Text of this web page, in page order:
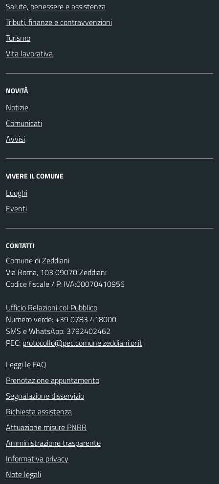
Salute, benessere e assistenza
Tributi, finanze e contravvenzioni
Turismo
Vita lavorativa
NOVITÀ
Notizie
Comunicati
Avvisi
VIVERE IL COMUNE
Luoghi
Eventi
CONTATTI
Comune di Zeddiani
Via Roma, 103 09070 Zeddiani
Codice fiscale / P. IVA:00070410956
Ufficio Relazioni col Pubblico
Numero verde: +39 0783 418000
SMS e WhatsApp: 3792402462
PEC: protocollo@pec.comune.zeddiani.or.it
Leggi le FAQ
Prenotazione appuntamento
Segnalazione disservizio
Richiesta assistenza
Attuazione misure PNRR
Amministrazione trasparente
Informativa privacy
Note legali